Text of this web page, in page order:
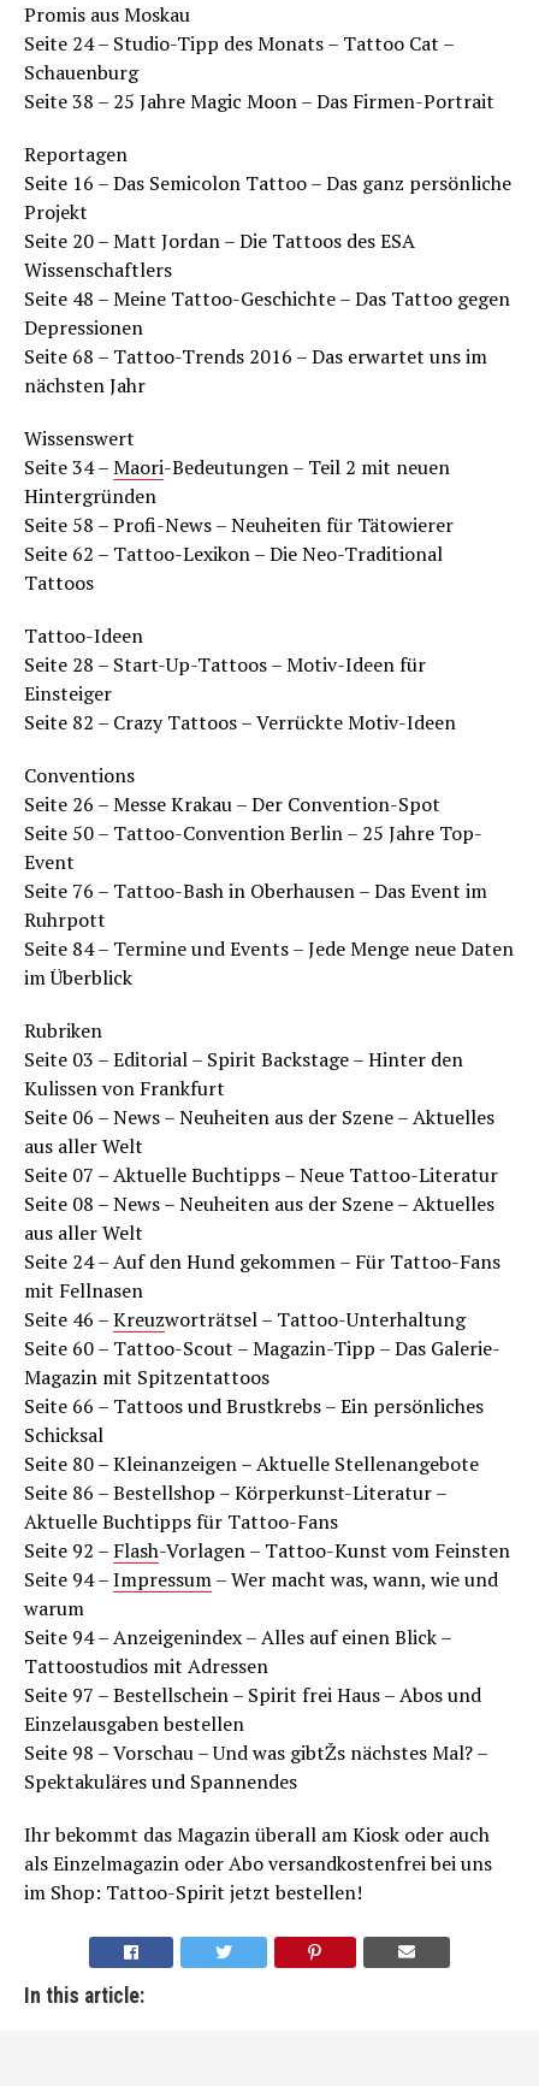
Promis aus Moskau
Seite 24 – Studio-Tipp des Monats – Tattoo Cat –
Schauenburg
Seite 38 – 25 Jahre Magic Moon – Das Firmen-Portrait
Reportagen
Seite 16 – Das Semicolon Tattoo – Das ganz persönliche
Projekt
Seite 20 – Matt Jordan – Die Tattoos des ESA
Wissenschaftlers
Seite 48 – Meine Tattoo-Geschichte – Das Tattoo gegen
Depressionen
Seite 68 – Tattoo-Trends 2016 – Das erwartet uns im
nächsten Jahr
Wissenswert
Seite 34 –Maori-Bedeutungen – Teil 2 mit neuen
Hintergründen
Seite 58 – Profi-News – Neuheiten für Tätowierer
Seite 62 – Tattoo-Lexikon – Die Neo-Traditional
Tattoos
Tattoo-Ideen
Seite 28 – Start-Up-Tattoos – Motiv-Ideen für
Einsteiger
Seite 82 – Crazy Tattoos – Verrückte Motiv-Ideen
Conventions
Seite 26 – Messe Krakau – Der Convention-Spot
Seite 50 – Tattoo-Convention Berlin – 25 Jahre Top-
Event
Seite 76 – Tattoo-Bash in Oberhausen – Das Event im
Ruhrpott
Seite 84 – Termine und Events – Jede Menge neue Daten
im Überblick
Rubriken
Seite 03 – Editorial – Spirit Backstage – Hinter den
Kulissen von Frankfurt
Seite 06 – News – Neuheiten aus der Szene – Aktuelles
aus aller Welt
Seite 07 – Aktuelle Buchtipps – Neue Tattoo-Literatur
Seite 08 – News – Neuheiten aus der Szene – Aktuelles
aus aller Welt
Seite 24 – Auf den Hund gekommen – Für Tattoo-Fans
mit Fellnasen
Seite 46 –Kreuzworträtsel – Tattoo-Unterhaltung
Seite 60 – Tattoo-Scout – Magazin-Tipp – Das Galerie-
Magazin mit Spitzentattoos
Seite 66 – Tattoos und Brustkrebs – Ein persönliches
Schicksal
Seite 80 – Kleinanzeigen – Aktuelle Stellenangebote
Seite 86 – Bestellshop – Körperkunst-Literatur –
Aktuelle Buchtipps für Tattoo-Fans
Seite 92 – Flash-Vorlagen – Tattoo-Kunst vom Feinsten
Seite 94 –Impressum– Wer macht was, wann, wie und
warum
Seite 94 – Anzeigenindex – Alles auf einen Blick –
Tattoostudios mit Adressen
Seite 97 – Bestellschein – Spirit frei Haus – Abos und
Einzelausgaben bestellen
Seite 98 – Vorschau – Und was gibtŽs nächstes Mal? –
Spektakuläres und Spannendes
Ihr bekommt das Magazin überall am Kiosk oder auch
als Einzelmagazin oder Abo versandkostenfrei bei uns
im Shop: Tattoo-Spirit jetzt bestellen!
In this article: